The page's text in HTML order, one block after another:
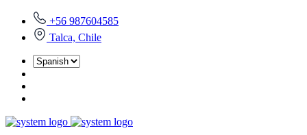
+56 987604585
Talca, Chile